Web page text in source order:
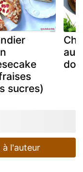
sucres)
à l'auteur